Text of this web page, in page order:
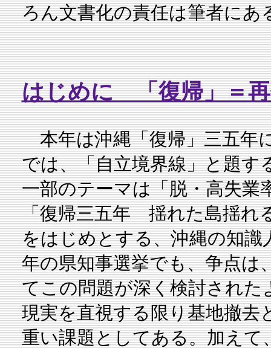
ろん文書化の責任は筆者にあ
はじめに 「復帰」＝
本年は沖縄「復帰」三五年
では、「自立境界線」と題す
一部のテーマは「脱・高失業
「復帰三五年 揺れた島揺れ
をはじめとする、沖縄の知
年の県知事選挙でも、争点は
てこの問題が深く検討され
現実を直視する限り基地撤去
重い課題としてある。加え